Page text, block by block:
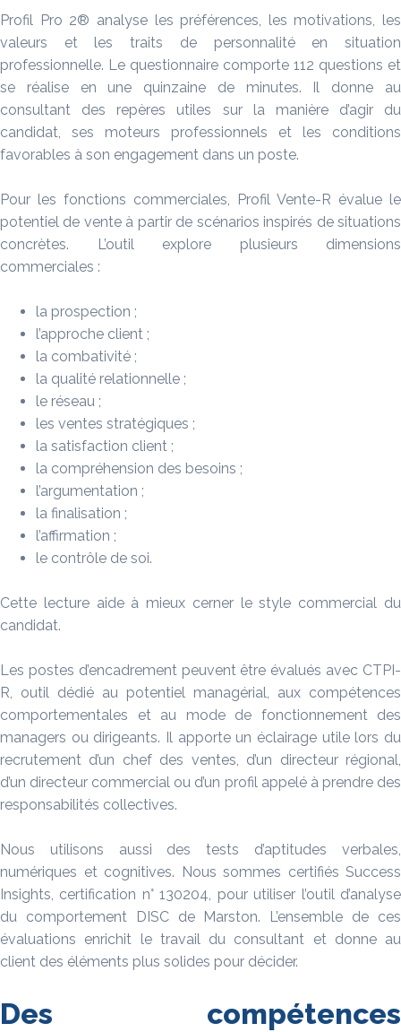
Profil Pro 2® analyse les préférences, les motivations, les
valeurs et les traits de personnalité en situation
professionnelle. Le questionnaire comporte 112 questions et
se réalise en une quinzaine de minutes. Il donne au
consultant des repères utiles sur la manière d’agir du
candidat, ses moteurs professionnels et les conditions
favorables à son engagement dans un poste.
Pour les fonctions commerciales, Profil Vente-R évalue le
potentiel de vente à partir de scénarios inspirés de situations
concrètes. L’outil explore plusieurs dimensions
commerciales :
la prospection ;
l’approche client ;
la combativité ;
la qualité relationnelle ;
le réseau ;
les ventes stratégiques ;
la satisfaction client ;
la compréhension des besoins ;
l’argumentation ;
la finalisation ;
l’affirmation ;
le contrôle de soi.
Cette lecture aide à mieux cerner le style commercial du
candidat.
Les postes d’encadrement peuvent être évalués avec CTPI-
R, outil dédié au potentiel managérial, aux compétences
comportementales et au mode de fonctionnement des
managers ou dirigeants. Il apporte un éclairage utile lors du
recrutement d’un chef des ventes, d’un directeur régional,
d’un directeur commercial ou d’un profil appelé à prendre des
responsabilités collectives.
Nous utilisons aussi des tests d’aptitudes verbales,
numériques et cognitives. Nous sommes certifiés Success
Insights, certification n° 130204, pour utiliser l’outil d’analyse
du comportement DISC de Marston. L’ensemble de ces
évaluations enrichit le travail du consultant et donne au
client des éléments plus solides pour décider.
Des compétences